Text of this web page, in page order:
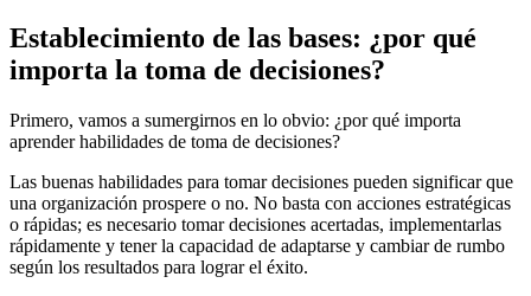
Establecimiento de las bases: ¿por qué
importa la toma de decisiones?
Primero, vamos a sumergirnos en lo obvio: ¿por qué importa
aprender habilidades de toma de decisiones?
Las buenas habilidades para tomar decisiones pueden significar que
una organización prospere o no. No basta con acciones estratégicas
o rápidas; es necesario tomar decisiones acertadas, implementarlas
rápidamente y tener la capacidad de adaptarse y cambiar de rumbo
según los resultados para lograr el éxito.